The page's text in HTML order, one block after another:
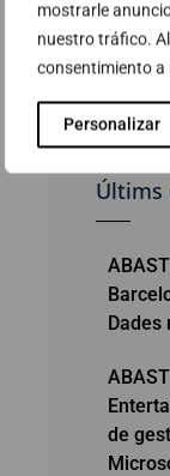
mostrarle
nuestro tráfico.
consentimiento a
Personalizar
al ciutadà lligats al
Últims
Dades
de